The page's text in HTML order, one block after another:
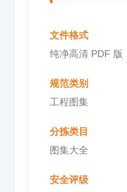
文件格式
纯净高清 PDF 版
规范类别
工程图集
分拣类目
图集大全
安全评级